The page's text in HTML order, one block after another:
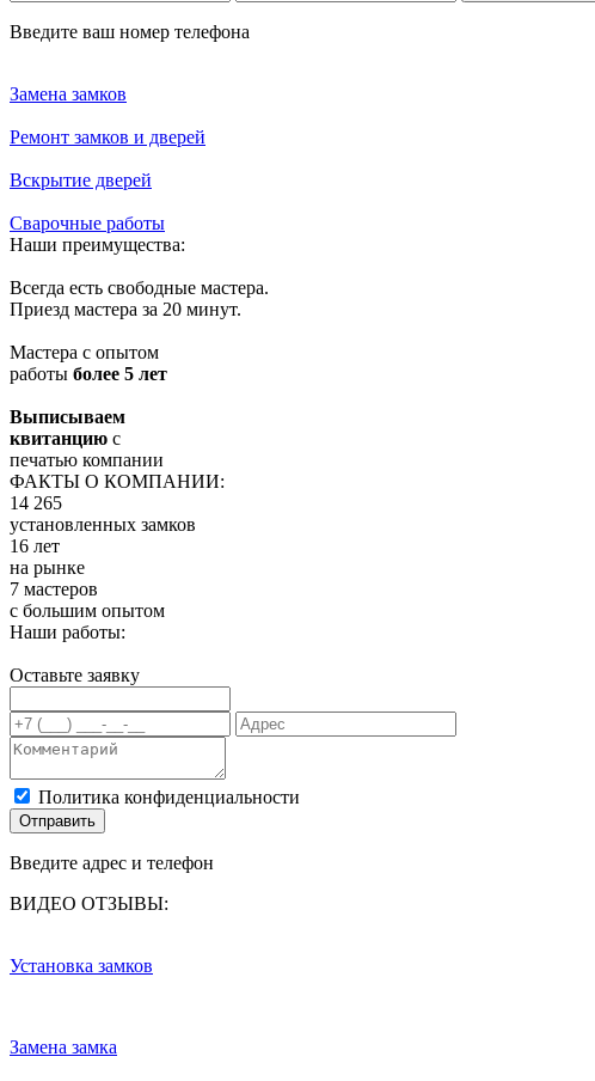
Введите ваш номер телефона
Замена замков
Ремонт замков и дверей
Вскрытие дверей
Сварочные работы
Наши преимущества:
Всегда есть свободные мастера.
Приезд мастера за 20 минут.
Мастера с опытом
работы более 5 лет
Выписываем
квитанцию с
печатью компании
ФАКТЫ О КОМПАНИИ:
14 265
установленных замков
16 лет
на рынке
7 мастеров
с большим опытом
Наши работы:
Оставьте заявку
Политика конфиденциальности
Отправить
Введите адрес и телефон
ВИДЕО ОТЗЫВЫ:
Установка замков
Замена замка